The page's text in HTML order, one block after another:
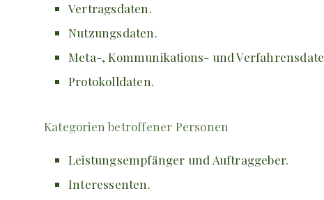
Vertragsdaten.
Nutzungsdaten.
Meta-, Kommunikations- und
Protokolldaten.
Kategorien betroffener Personen
Leistungsempfänger und Auftraggeber.
Interessenten.